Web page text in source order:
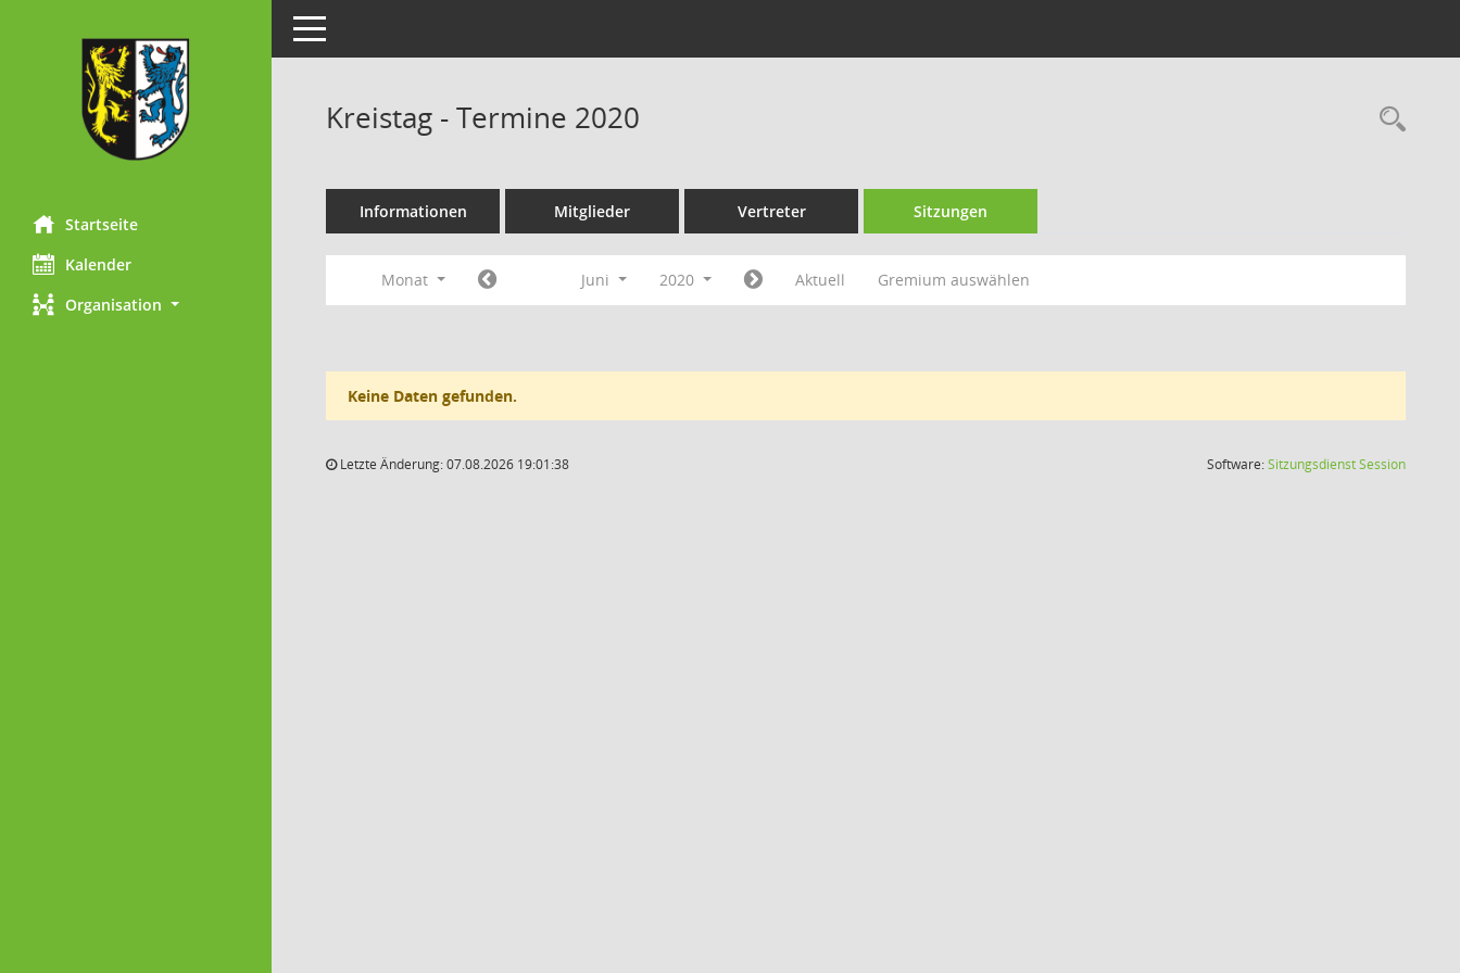
Startseite
Kalender
Organisation
Toggle navigation
Kreistag - Termine 2020
Informationen Mitglieder Vertreter Sitzungen
Monat Juni 2020 Aktuell Gremium auswählen
Keine Daten gefunden.
Letzte Änderung: 07.08.2026 19:01:38 Software:SitzungsdienstSession(Wird in